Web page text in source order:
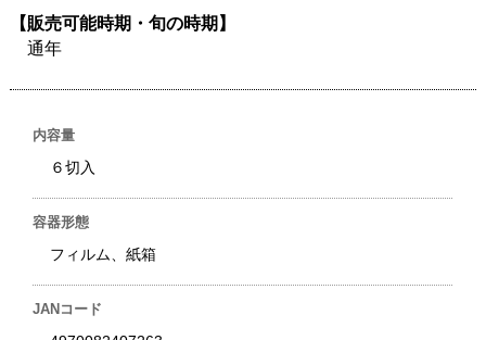
【販売可能時期・旬の時期】
通年
内容量
６切入
容器形態
フィルム、紙箱
JANコード